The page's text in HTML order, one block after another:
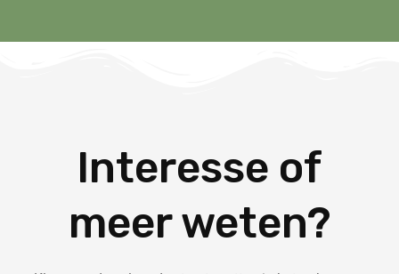
Interesse of
meer weten?